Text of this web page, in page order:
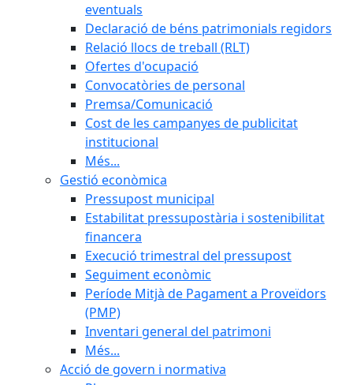
eventuals
Declaració de béns patrimonials regidors
Relació llocs de treball (RLT)
Ofertes d'ocupació
Convocatòries de personal
Premsa/Comunicació
Cost de les campanyes de publicitat
institucional
Més...
Gestió econòmica
Pressupost municipal
Estabilitat pressupostària i sostenibilitat
financera
Execució trimestral del pressupost
Seguiment econòmic
Període Mitjà de Pagament a Proveïdors
(PMP)
Inventari general del patrimoni
Més...
Acció de govern i normativa